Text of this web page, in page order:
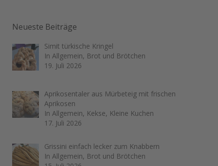
Neueste Beiträge
Simit türkische Kringel
In Allgemein, Brot und Brötchen
19. Juli 2026
Aprikosentaler aus Mürbeteig mit frischen
Aprikosen
In Allgemein, Kekse, Kleine Kuchen
17. Juli 2026
Grissini einfach lecker zum Knabbern
In Allgemein, Brot und Brötchen